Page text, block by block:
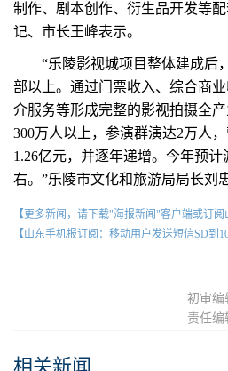
制作、剧本创作、衍生品开发等
记、市长王峰表示。
“乐陵影视城项目整体建成后
部以上。通过门票收入、综合商
介服务等形成完整的影视拍摄全
300万人以上，参演群演达2万人
1.26亿元，并逐年递增。今年预
右。”乐陵市文化和旅游局局长刘
【更多新闻，请下载"海报新闻"客户端或订阅
【山东手机报订阅：移动用户发送短信SD到
初审编
责任编
相关新闻